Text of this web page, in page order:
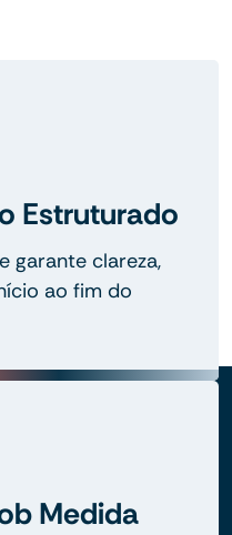
Estruturado
garante clareza,
ao fim do
Medida